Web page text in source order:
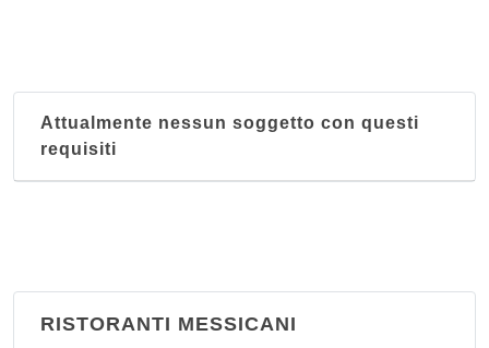
Attualmente nessun soggetto con questi
requisiti
RISTORANTI MESSICANI